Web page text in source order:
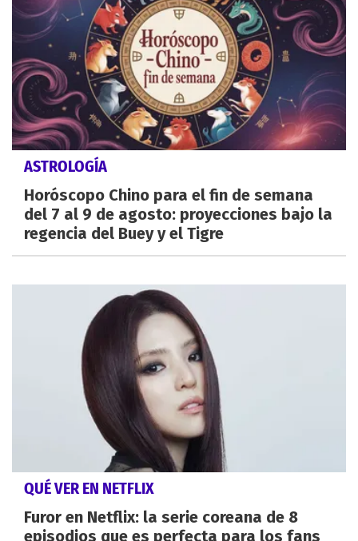
ASTROLOGÍA
Horóscopo Chino para el fin de semana
del 7 al 9 de agosto: proyecciones bajo la
regencia del Buey y el Tigre
QUÉ VER EN NETFLIX
Furor en Netflix: la serie coreana de 8
episodios que es perfecta para los fans